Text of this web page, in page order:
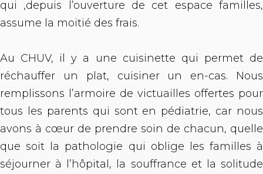
qui ,depuis l’ouverture de cet espace familles,
assume la moitié des frais.
Au CHUV, il y a une cuisinette qui permet de
réchauffer un plat, cuisiner un en-cas. Nous
remplissons l’armoire de victuailles offertes pour
tous les parents qui sont en pédiatrie, car nous
avons à cœur de prendre soin de chacun, quelle
que soit la pathologie qui oblige les familles à
séjourner à l’hôpital, la souffrance et la solitude